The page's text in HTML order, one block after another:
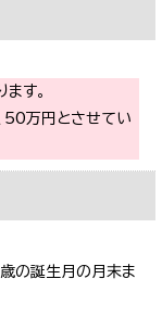
す。
50万円とさせてい
の誕生月の月末ま